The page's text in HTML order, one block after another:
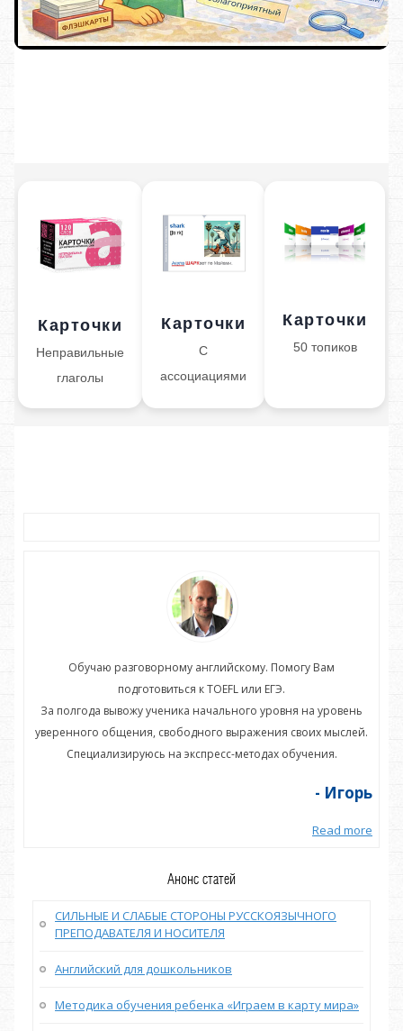
Карточки
Неправильные
глаголы
Карточки
С
ассоциациями
Карточки
50 топиков
Обучаю разговорному английскому. Помогу Вам
подготовиться к TOEFL или ЕГЭ.
За полгода вывожу ученика начального уровня на уровень
уверенного общения, свободного выражения своих мыслей.
Специализируюсь на экспресс-методах обучения.
- Игорь
Read more
Анонс статей
СИЛЬНЫЕ И СЛАБЫЕ СТОРОНЫ РУССКОЯЗЫЧНОГО
ПРЕПОДАВАТЕЛЯ И НОСИТЕЛЯ
Английский для дошкольников
Методика обучения ребенка «Играем в карту мира»